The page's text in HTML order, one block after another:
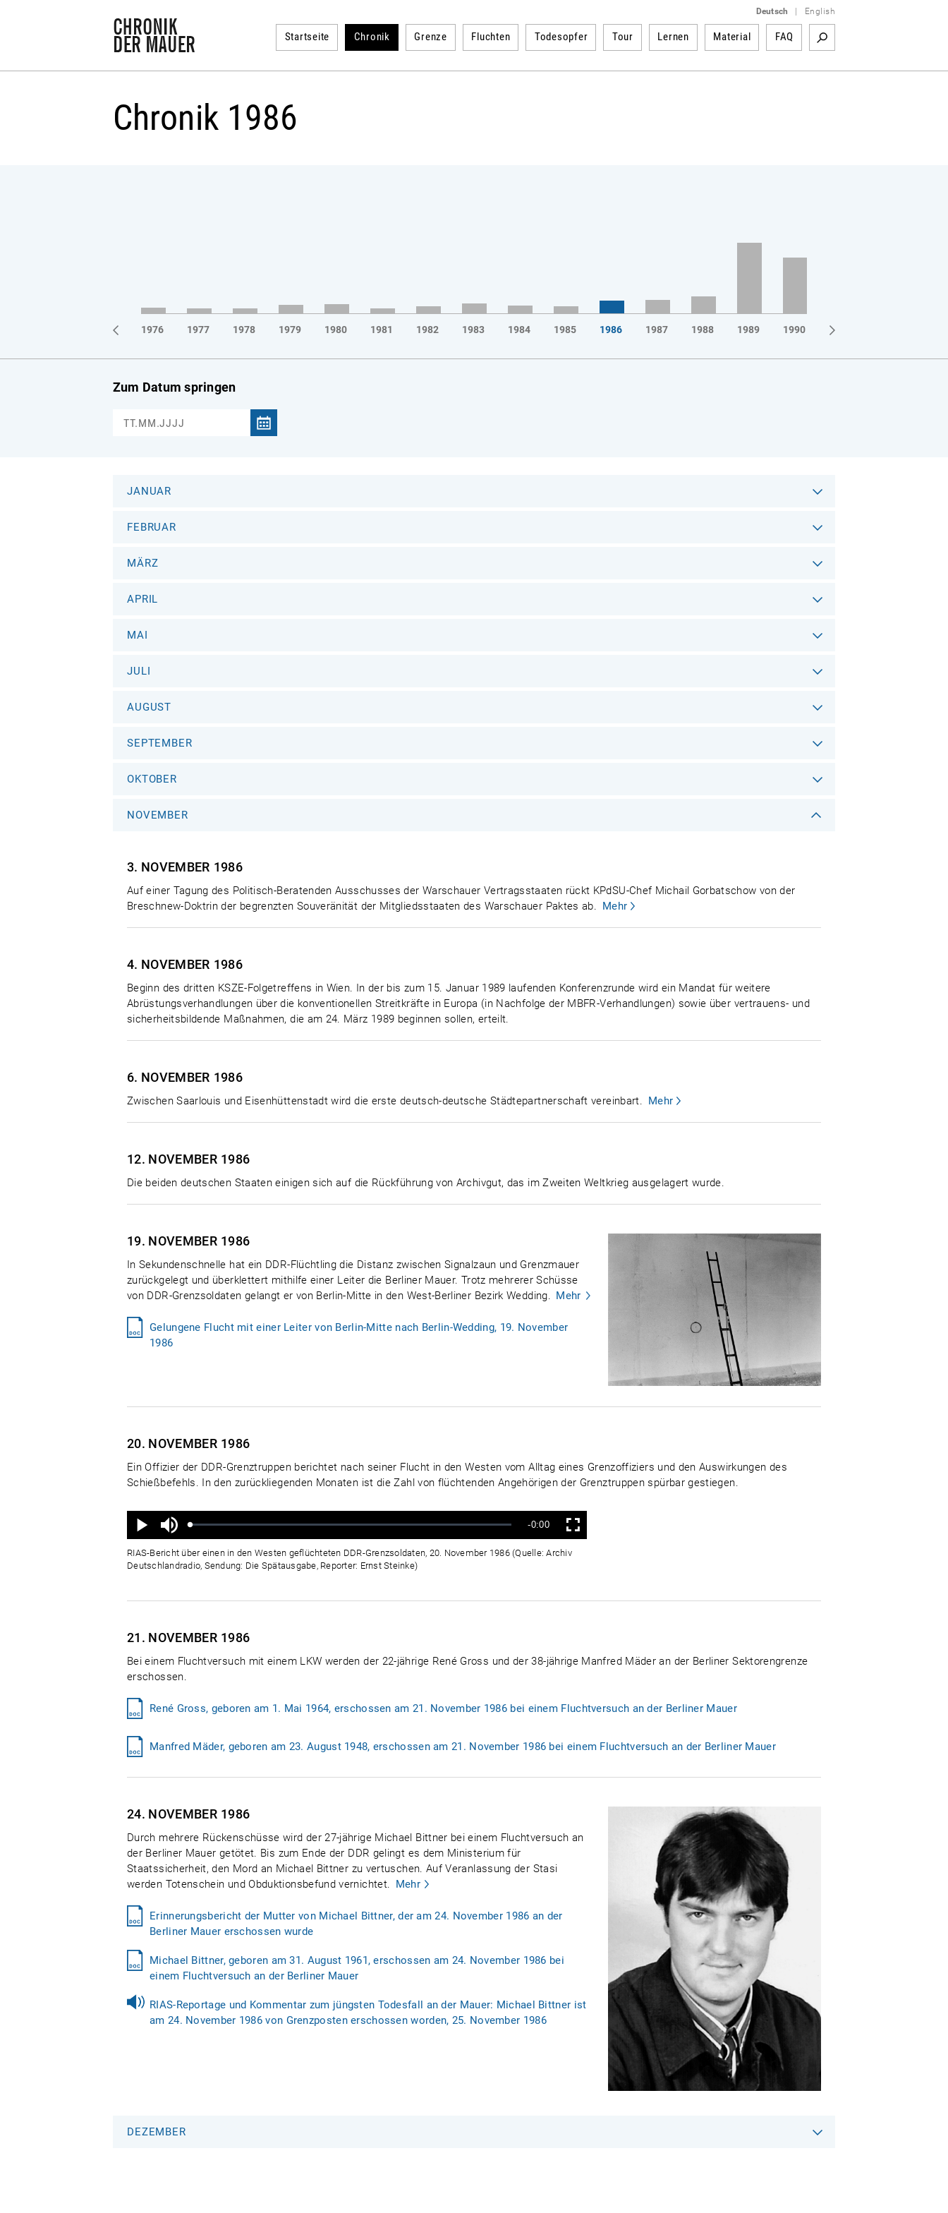
Deutsch English
Startseite Chronik Grenze Fluchten Todesopfer Tour Lernen Material FAQ
Chronik 1986
1975 1976 1977 1978 1979 1980 1981 1982 1983 1984 1985 1986 1987 1988 1989 1990
Zum Datum springen
JANUAR
FEBRUAR
MÄRZ
APRIL
MAI
JULI
AUGUST
SEPTEMBER
OKTOBER
NOVEMBER
3. NOVEMBER 1986
Auf einer Tagung des Politisch-Beratenden Ausschusses der Warschauer Vertragsstaaten rückt KPdSU-Chef Michail Gorbatschow von der
Breschnew-Doktrin der begrenzten Souveränität der Mitgliedsstaaten des Warschauer Paktes ab. Mehr
4. NOVEMBER 1986
Beginn des dritten KSZE-Folgetreffens in Wien. In der bis zum 15. Januar 1989 laufenden Konferenzrunde wird ein Mandat für weitere
Abrüstungsverhandlungen über die konventionellen Streitkräfte in Europa (in Nachfolge der MBFR-Verhandlungen) sowie über vertrauens- und
sicherheitsbildende Maßnahmen, die am 24. März 1989 beginnen sollen, erteilt.
6. NOVEMBER 1986
Zwischen Saarlouis und Eisenhüttenstadt wird die erste deutsch-deutsche Städtepartnerschaft vereinbart. Mehr
12. NOVEMBER 1986
Die beiden deutschen Staaten einigen sich auf die Rückführung von Archivgut, das im Zweiten Weltkrieg ausgelagert wurde.
19. NOVEMBER 1986
In Sekundenschnelle hat ein DDR-Flüchtling die Distanz zwischen Signalzaun und Grenzmauer
zurückgelegt und überklettert mithilfe einer Leiter die Berliner Mauer. Trotz mehrerer Schüsse
von DDR-Grenzsoldaten gelangt er von Berlin-Mitte in den West-Berliner Bezirk Wedding. Mehr
Gelungene Flucht mit einer Leiter von Berlin-Mitte nach Berlin-Wedding, 19. November
1986
20. NOVEMBER 1986
Ein Offizier der DDR-Grenztruppen berichtet nach seiner Flucht in den Westen vom Alltag eines Grenzoffiziers und den Auswirkungen des
Schießbefehls. In den zurückliegenden Monaten ist die Zahl von flüchtenden Angehörigen der Grenztruppen spürbar gestiegen.
Wiedergabe
Ton
aus
Geladen:
Status:
Verbleibende
Zeit
-0:00 Vollbild
RIAS-Bericht über einen in den Westen geflüchteten DDR-Grenzsoldaten, 20. November 1986 (Quelle: Archiv
Deutschlandradio, Sendung: Die Spätausgabe, Reporter: Ernst Steinke)
21. NOVEMBER 1986
Bei einem Fluchtversuch mit einem LKW werden der 22-jährige René Gross und der 38-jährige Manfred Mäder an der Berliner Sektorengrenze
erschossen.
René Gross, geboren am 1. Mai 1964, erschossen am 21. November 1986 bei einem Fluchtversuch an der Berliner Mauer
Manfred Mäder, geboren am 23. August 1948, erschossen am 21. November 1986 bei einem Fluchtversuch an der Berliner Mauer
24. NOVEMBER 1986
Durch mehrere Rückenschüsse wird der 27-jährige Michael Bittner bei einem Fluchtversuch an
der Berliner Mauer getötet. Bis zum Ende der DDR gelingt es dem Ministerium für
Staatssicherheit, den Mord an Michael Bittner zu vertuschen. Auf Veranlassung der Stasi
werden Totenschein und Obduktionsbefund vernichtet. Mehr
Erinnerungsbericht der Mutter von Michael Bittner, der am 24. November 1986 an der
Berliner Mauer erschossen wurde
Michael Bittner, geboren am 31. August 1961, erschossen am 24. November 1986 bei
einem Fluchtversuch an der Berliner Mauer
RIAS-Reportage und Kommentar zum jüngsten Todesfall an der Mauer: Michael Bittner ist
am 24. November 1986 von Grenzposten erschossen worden, 25. November 1986
DEZEMBER